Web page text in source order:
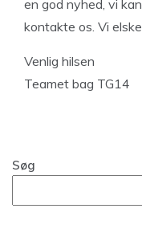
en god nyhed, vi
kontakte os. Vi
Venlig hilsen
Teamet bag TG14
Søg